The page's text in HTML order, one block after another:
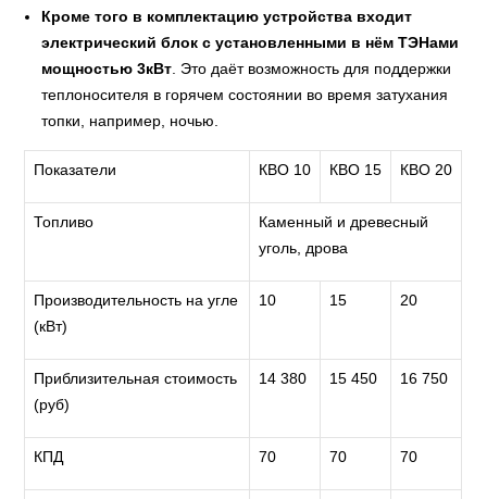
Кроме того в комплектацию устройства входит
электрический блок с установленными в нём ТЭНами
мощностью 3кВт . Это даёт возможность для поддержки
теплоносителя в горячем состоянии во время затухания
топки, например, ночью.
Показатели КВО 10 КВО 15 КВО 20
Топливо
Каменный и древесный
уголь, дрова
Производительность на угле
(кВт)
10 15 20
Приблизительная стоимость
(руб)
14 380 15 450 16 750
КПД 70 70 70